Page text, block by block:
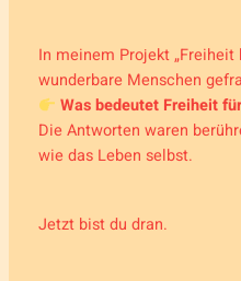
In meinem Projekt„Freiheit
wunderbare Menschen
Was bedeutet Freiheit
Die Antworten waren
wie das Leben selbst.
Jetzt bist du dran.